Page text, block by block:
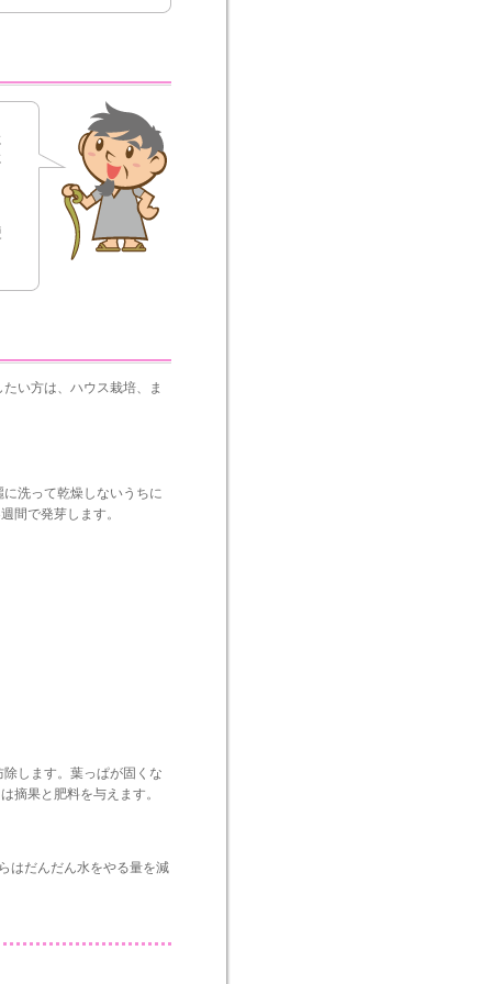
い方は、ハウス栽培、ま
洗って乾燥しないうちに
間で発芽します。
します。葉っぱが固くな
摘果と肥料を与えます。
はだんだん水をやる量を減